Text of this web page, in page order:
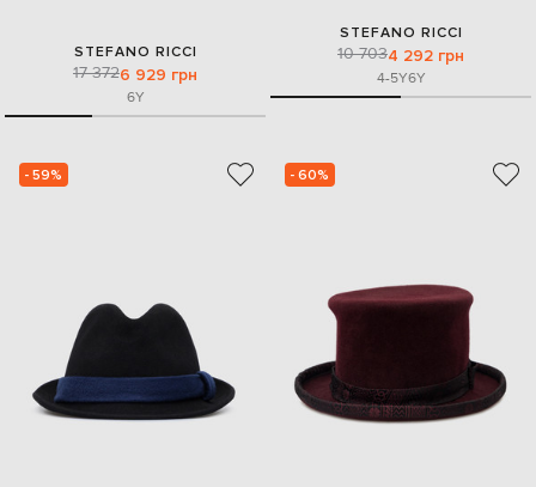
STEFANO RICCI
17 3726 929 грн
6Y
STEFANO RICCI
10 7034 292 грн
4-5Y6Y
- 59% - 60%